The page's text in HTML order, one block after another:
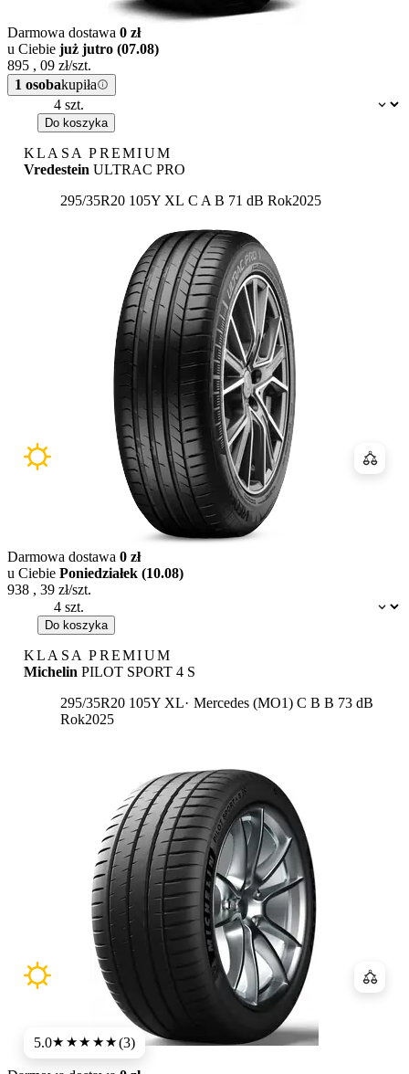
Dostępność:
Darmowa dostawa 0 zł
u Ciebie już jutro (07.08)
895 , 09 zł/szt.
1 osobakupiła
Do koszyka
KLASA PREMIUM
Vredestein ULTRAC PRO
295/35R20 105Y XL Etykieta:
C A B 71 dB Rok2025
Dostępność:
Darmowa dostawa 0 zł
u Ciebie Poniedziałek (10.08)
938 , 39 zł/szt.
Do koszyka
KLASA PREMIUM
Michelin PILOT SPORT 4 S
295/35R20 105Y XL
Mercedes (MO1) Etykieta:
C B B 73 dB
Rok2025
5.0★★★★★(3)